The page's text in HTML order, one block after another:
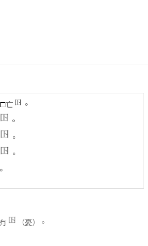
□亡
。
。
。
。
。
（憂）。